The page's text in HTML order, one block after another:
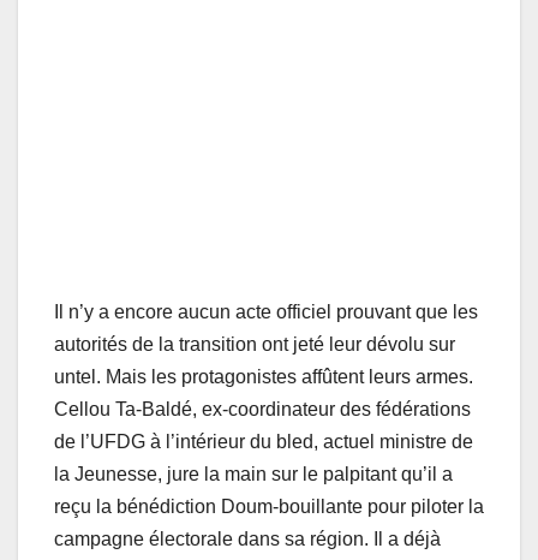
Il n’y a encore aucun acte officiel prouvant que les
autorités de la transition ont jeté leur dévolu sur
untel. Mais les protagonistes affûtent leurs armes.
Cellou Ta-Baldé, ex-coordinateur des fédérations
de l’UFDG à l’intérieur du bled, actuel ministre de
la Jeunesse, jure la main sur le palpitant qu’il a
reçu la bénédiction Doum-bouillante pour piloter la
campagne électorale dans sa région. Il a déjà